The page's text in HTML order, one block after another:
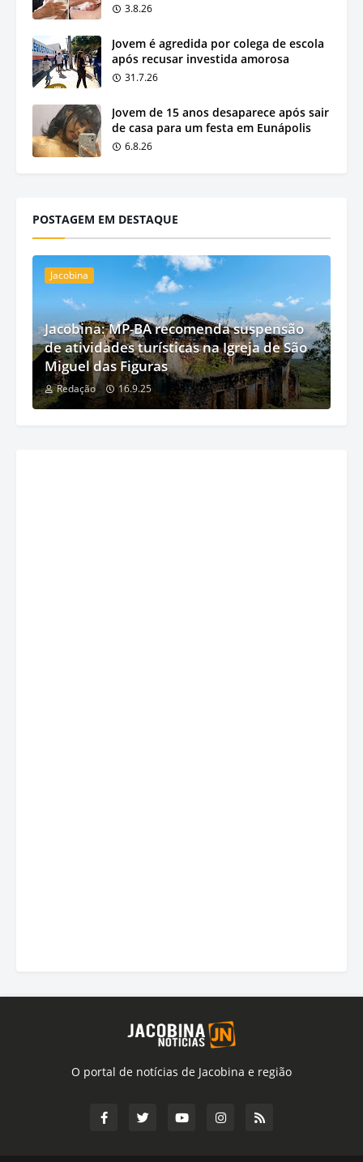
3.8.26
Jovem é agredida por colega de escola
após recusar investida amorosa
31.7.26
Jovem de 15 anos desaparece após sair
de casa para um festa em Eunápolis
6.8.26
POSTAGEM EM DESTAQUE
Jacobina
Jacobina: MP-BA recomenda suspensão
de atividades turísticas na Igreja de São
Miguel das Figuras
Redação 16.9.25
O portal de notícias de Jacobina e região